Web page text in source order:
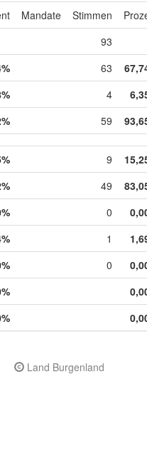
Mandate Stimmen
93
63
4
59
9
49
0
1
0
Land Burgenland